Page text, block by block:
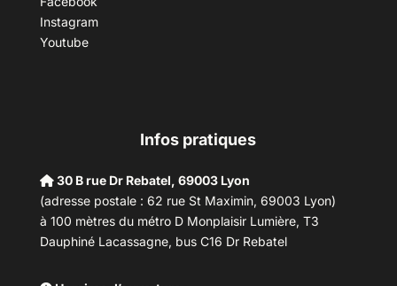
Instagram
Youtube
Infos pratiques
30 B rue Dr Rebatel, 69003 Lyon
(adresse postale : 62 rue St Maximin, 69003 Lyon)
à 100 mètres du métro D Monplaisir Lumière, T3
Dauphiné Lacassagne, bus C16 Dr Rebatel